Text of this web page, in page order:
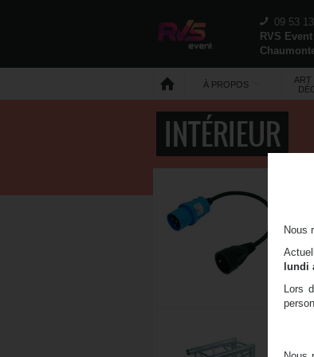
09 53
RVS Event
À PROPOS
ART
INTÉRIEUR
Prise
Nous
lundi
Lors